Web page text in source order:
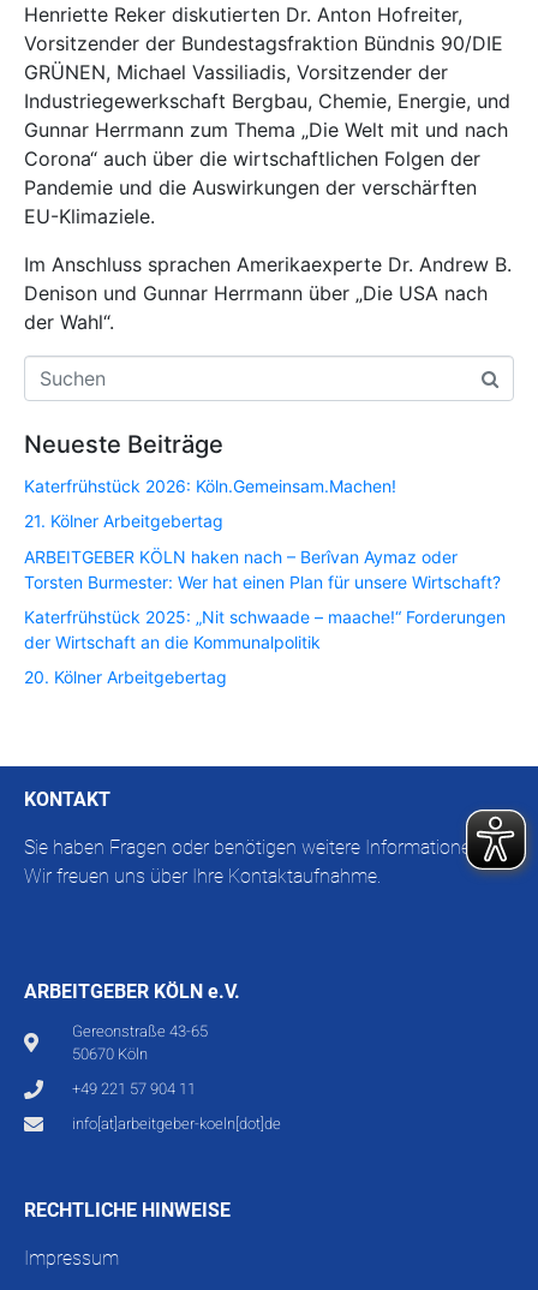
Henriette Reker diskutierten Dr. Anton Hofreiter,
Vorsitzender der Bundestagsfraktion Bündnis 90/DIE
GRÜNEN, Michael Vassiliadis, Vorsitzender der
Industriegewerkschaft Bergbau, Chemie, Energie, und
Gunnar Herrmann zum Thema „Die Welt mit und nach
Corona“ auch über die wirtschaftlichen Folgen der
Pandemie und die Auswirkungen der verschärften
EU-Klimaziele.
Im Anschluss sprachen Amerikaexperte Dr. Andrew B.
Denison und Gunnar Herrmann über „Die USA nach
der Wahl“.
Neueste Beiträge
Katerfrühstück 2026: Köln.Gemeinsam.Machen!
21. Kölner Arbeitgebertag
ARBEITGEBER KÖLN haken nach – Berîvan Aymaz oder
Torsten Burmester: Wer hat einen Plan für unsere Wirtschaft?
Katerfrühstück 2025: „Nit schwaade – maache!“ Forderungen
der Wirtschaft an die Kommunalpolitik
20. Kölner Arbeitgebertag
KONTAKT
Sie haben Fragen oder benötigen weitere Informationen?
Wir freuen uns über Ihre Kontaktaufnahme.
ARBEITGEBER KÖLN e.V.
Gereonstraße 43-65
50670 Köln
+49 221 57 904 11
info[at]arbeitgeber-koeln[dot]de
RECHTLICHE HINWEISE
Impressum